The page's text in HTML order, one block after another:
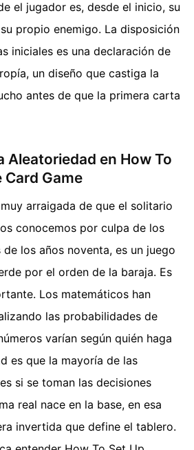
el jugador es, desde el inicio, su
propio enemigo. La disposición
iniciales es una declaración de
un diseño que castiga la
antes de que la primera carta
Aleatoriedad en How To
Card Game
arraigada de que el solitario
conocemos por culpa de los
los años noventa, es un juego
por el orden de la baraja. Es
Los matemáticos han
las probabilidades de
varían según quién haga
es que la mayoría de las
si se toman las decisiones
real nace en la base, en esa
invertida que define el tablero.